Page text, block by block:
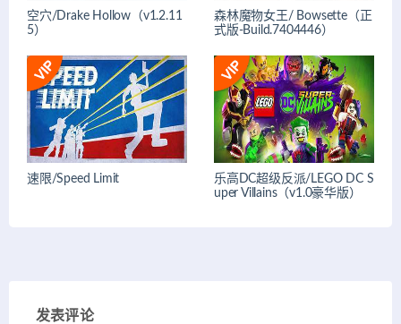
空穴/Drake Hollow（v1.2.11
5）
森林魔物女王/ Bowsette（正
式版-Build.7404446）
速限/Speed Limit
乐高DC超级反派/LEGO DC S
uper Villains（v1.0豪华版）
发表评论